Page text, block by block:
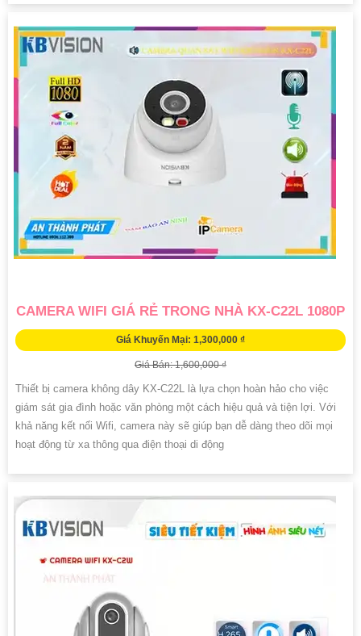
CAMERA WIFI GIÁ RẺ TRONG NHÀ KX-C22L 1080P
Giá Khuyến Mại: 1,300,000 ₫
Giá Bán: 1,600,000 ₫
Thiết bị camera không dây KX-C22L là lựa chọn hoàn hảo cho việc
giám sát gia đình hoặc văn phòng một cách hiệu quả và tiện lợi. Với
khả năng kết nối Wifi, camera này sẽ giúp bạn dễ dàng theo dõi mọi
hoạt động từ xa thông qua điện thoại di động